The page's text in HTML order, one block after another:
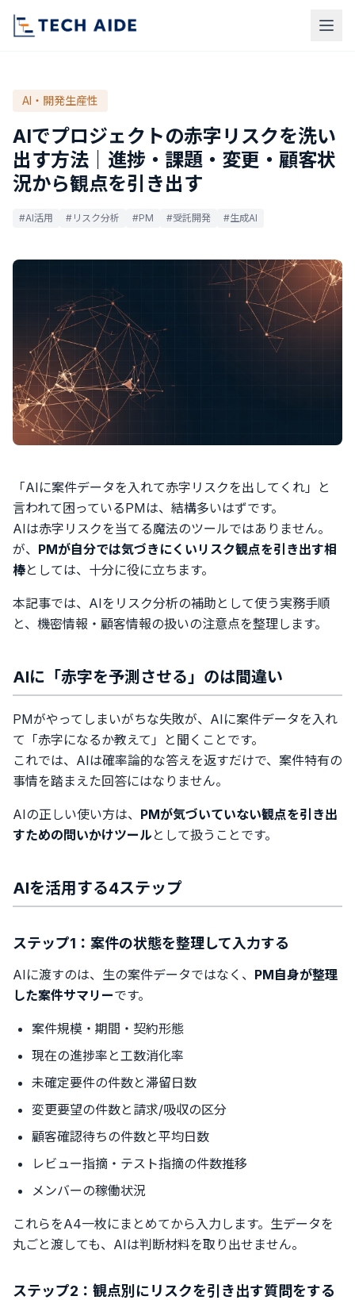
AI・開発生産性
AIでプロジェクトの赤字リスクを洗い
出す方法｜進捗・課題・変更・顧客状
況から観点を引き出す
#AI活用 #リスク分析 #PM #受託開発 #生成AI
「AIに案件データを入れて赤字リスクを出してくれ」と
言われて困っているPMは、結構多いはずです。
AIは赤字リスクを当てる魔法のツールではありません。
が、 PMが自分では気づきにくいリスク観点を引き出す相
棒としては、十分に役に立ちます。
本記事では、AIをリスク分析の補助として使う実務手順
と、機密情報・顧客情報の扱いの注意点を整理します。
AIに「赤字を予測させる」のは間違い
PMがやってしまいがちな失敗が、AIに案件データを入れ
て「赤字になるか教えて」と聞くことです。
これでは、AIは確率論的な答えを返すだけで、案件特有の
事情を踏まえた回答にはなりません。
AIの正しい使い方は、 PMが気づいていない観点を引き出
すための問いかけツールとして扱うことです。
AIを活用する4ステップ
ステップ1：案件の状態を整理して入力する
AIに渡すのは、生の案件データではなく、 PM自身が整理
した案件サマリーです。
案件規模・期間・契約形態
現在の進捗率と工数消化率
未確定要件の件数と滞留日数
変更要望の件数と請求/吸収の区分
顧客確認待ちの件数と平均日数
レビュー指摘・テスト指摘の件数推移
メンバーの稼働状況
これらをA4一枚にまとめてから入力します。生データを
丸ごと渡しても、AIは判断材料を取り出せません。
ステップ2：観点別にリスクを引き出す質問をする